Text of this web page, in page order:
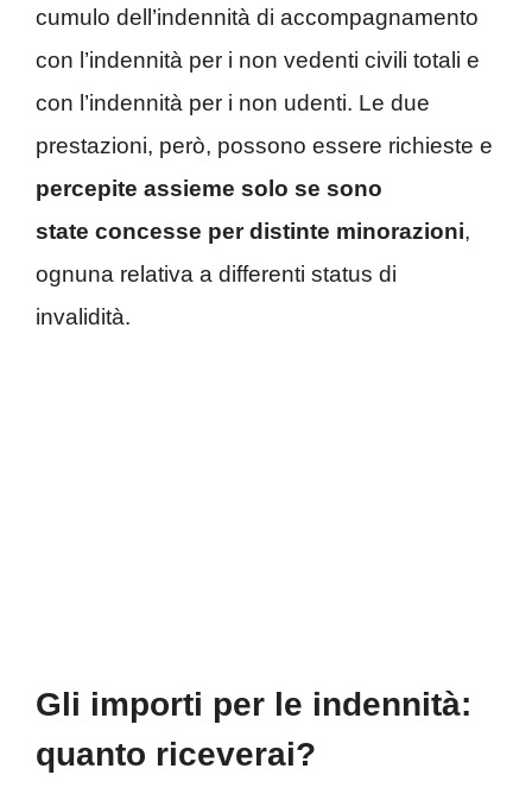
cumulo dell’indennità di accompagnamento
con l’indennità per i non vedenti civili totali e
con l’indennità per i non udenti. Le due
prestazioni, però, possono essere richieste e
percepite assieme solo se sono
state concesse per distinte minorazioni,
ognuna relativa a differenti status di
invalidità.
Gli importi per le indennità:
quanto riceverai?